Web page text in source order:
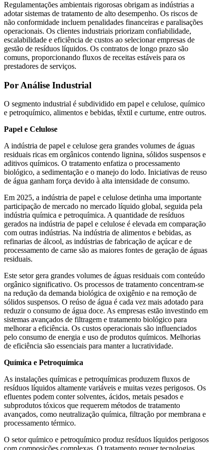
Regulamentações ambientais rigorosas obrigam as indústrias a
adotar sistemas de tratamento de alto desempenho. Os riscos de
não conformidade incluem penalidades financeiras e paralisações
operacionais. Os clientes industriais priorizam confiabilidade,
escalabilidade e eficiência de custos ao selecionar empresas de
gestão de resíduos líquidos. Os contratos de longo prazo são
comuns, proporcionando fluxos de receitas estáveis ​​para os
prestadores de serviços.
Por Análise Industrial
O segmento industrial é subdividido em papel e celulose, químico
e petroquímico, alimentos e bebidas, têxtil e curtume, entre outros.
Papel e Celulose
A indústria de papel e celulose gera grandes volumes de águas
residuais ricas em orgânicos contendo lignina, sólidos suspensos e
aditivos químicos. O tratamento enfatiza o processamento
biológico, a sedimentação e o manejo do lodo. Iniciativas de reuso
de água ganham força devido à alta intensidade de consumo.
Em 2025, a indústria de papel e celulose detinha uma importante
participação de mercado no mercado líquido global, seguida pela
indústria química e petroquímica. A quantidade de resíduos
gerados na indústria de papel e celulose é elevada em comparação
com outras indústrias. Na indústria de alimentos e bebidas, as
refinarias de álcool, as indústrias de fabricação de açúcar e de
processamento de carne são as maiores fontes de geração de águas
residuais.
Este setor gera grandes volumes de águas residuais com conteúdo
orgânico significativo. Os processos de tratamento concentram-se
na redução da demanda biológica de oxigênio e na remoção de
sólidos suspensos. O reúso de água é cada vez mais adotado para
reduzir o consumo de água doce. As empresas estão investindo em
sistemas avançados de filtragem e tratamento biológico para
melhorar a eficiência. Os custos operacionais são influenciados
pelo consumo de energia e uso de produtos químicos. Melhorias
de eficiência são essenciais para manter a lucratividade.
Química e Petroquímica
As instalações químicas e petroquímicas produzem fluxos de
resíduos líquidos altamente variáveis ​​e muitas vezes perigosos. Os
efluentes podem conter solventes, ácidos, metais pesados ​​e
subprodutos tóxicos que requerem métodos de tratamento
avançados, como neutralização química, filtração por membrana e
processamento térmico.
O setor químico e petroquímico produz resíduos líquidos perigosos